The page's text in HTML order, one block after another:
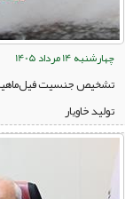
چهارشنبه 14 مرداد 1405
تولید خاویار